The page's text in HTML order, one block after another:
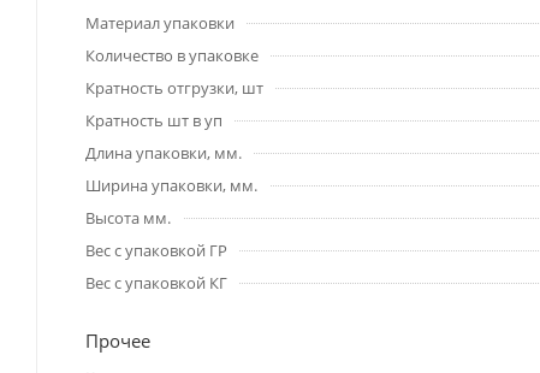
Материал упаковки
Количество в упаковке
Кратность отгрузки, шт
Кратность шт в уп
Длина упаковки, мм.
Ширина упаковки, мм.
Высота мм.
Вес с упаковкой ГР
Вес с упаковкой КГ
Прочее